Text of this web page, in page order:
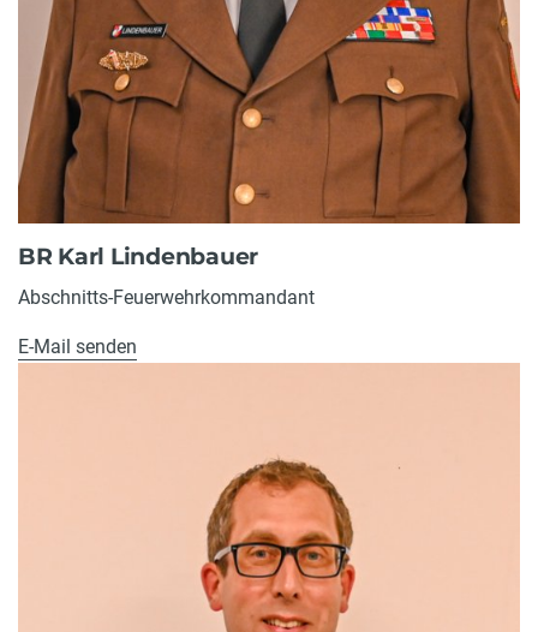
BR Karl Lindenbauer
Abschnitts-Feuerwehrkommandant
E-Mail senden